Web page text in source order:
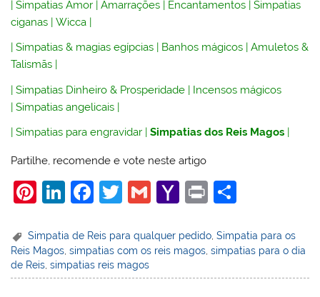
|Simpatias Amor |Amarrações | Encantamentos |Simpatias
ciganas |Wicca |
|Simpatias & magias egípcias | Banhos mágicos |Amuletos &
Talismãs |
|Simpatias Dinheiro & Prosperidade | Incensos mágicos
|Simpatias angelicais |
|Simpatias para engravidar |Simpatias dos Reis Magos |
Partilhe, recomende e vote neste artigo
Pi
er
e
st
Li
k
e
dI
F
c
e
b
T
itt
er
G
ai
l
Y
h
o
o
Pr
t
ar
e
Simpatia de Reis para qualquer pedido ,Simpatia para os
Reis Magos ,simpatias com os reis magos ,simpatias para o dia
de Reis ,simpatias reis magos